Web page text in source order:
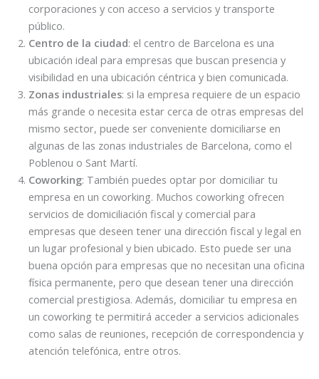
corporaciones y con acceso a servicios y transporte
público.
Centro de la ciudad: el centro de Barcelona es una
ubicación ideal para empresas que buscan presencia y
visibilidad en una ubicación céntrica y bien comunicada.
Zonas industriales: si la empresa requiere de un espacio
más grande o necesita estar cerca de otras empresas del
mismo sector, puede ser conveniente domiciliarse en
algunas de las zonas industriales de Barcelona, como el
Poblenou o Sant Martí.
Coworking: También puedes optar por domiciliar tu
empresa en un coworking. Muchos coworking ofrecen
servicios de domiciliación fiscal y comercial para
empresas que deseen tener una dirección fiscal y legal en
un lugar profesional y bien ubicado. Esto puede ser una
buena opción para empresas que no necesitan una oficina
física permanente, pero que desean tener una dirección
comercial prestigiosa. Además, domiciliar tu empresa en
un coworking te permitirá acceder a servicios adicionales
como salas de reuniones, recepción de correspondencia y
atención telefónica, entre otros.